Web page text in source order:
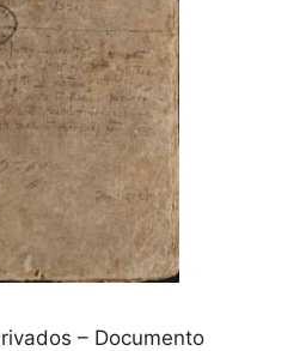
– Documento